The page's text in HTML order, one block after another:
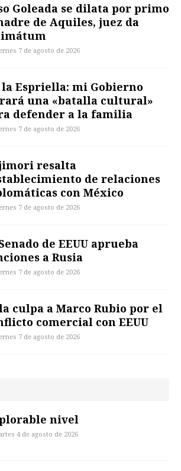
Goleada se dilata por primo
de Aquiles, juez da
7 de agosto de 2026
la Espriella: mi Gobierno
una «batalla cultural»
defender a la familia
7 de agosto de 2026
resalta
de relaciones
con México
7 de agosto de 2026
de EEUU aprueba
a Rusia
7 de agosto de 2026
culpa a Marco Rubio por el
comercial con EEUU
7 de agosto de 2026
nivel
4 de agosto de 2026